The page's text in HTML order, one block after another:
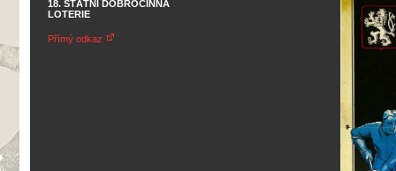
18. STÁTNÍ DOBROČINNÁ
LOTERIE
Přímý odkaz